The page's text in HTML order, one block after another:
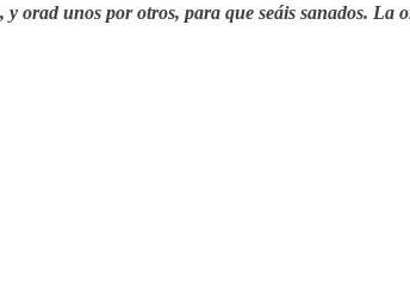
y orad unos por otros, para que seáis sanados.